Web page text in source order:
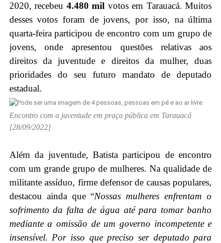
2020, recebeu 4.480 mil votos em Tarauacá. Muitos
desses votos foram de jovens, por isso, na última
quarta-feira participou de encontro com um grupo de
jovens, onde apresentou questões relativas aos
direitos da juventude e direitos da mulher, duas
prioridades do seu futuro mandato de deputado
estadual.
Encontro com a juventude em praça pública em Tarauacá
[28/09/2022]
Além da juventude, Batista participou de encontro
com um grande grupo de mulheres. Na qualidade de
militante assíduo, firme defensor de causas populares,
destacou ainda que “Nossas mulheres enfrentam o
sofrimento da falta de água até para tomar banho
mediante a omissão de um governo incompetente e
insensível. Por isso que preciso ser deputado para